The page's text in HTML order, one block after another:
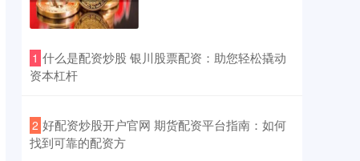
1 ​什么是配资炒股 银川股票配资：助您轻松撬动
资本杠杆
2 ​好配资炒股开户官网 期货配资平台指南：如何
找到可靠的配资方